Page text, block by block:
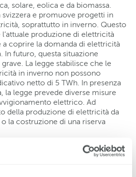
solare, eolica e da biomassa.
svizzera e promuove progetti in
soprattutto in inverno. Questo
produzione di elettricità
a coprire la domanda di elettricità
In futuro, questa situazione
La legge stabilisce che le
in inverno non possono
netto di 5 TWh. In presenza
la legge prevede diverse misure
elettrico. Ad
della produzione di elettricità da
la costruzione di una riserva